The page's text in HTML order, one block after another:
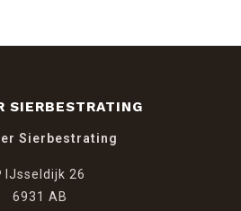
SIERBESTRATING
Sierbestrating
IJsseldijk 26
6931 AB